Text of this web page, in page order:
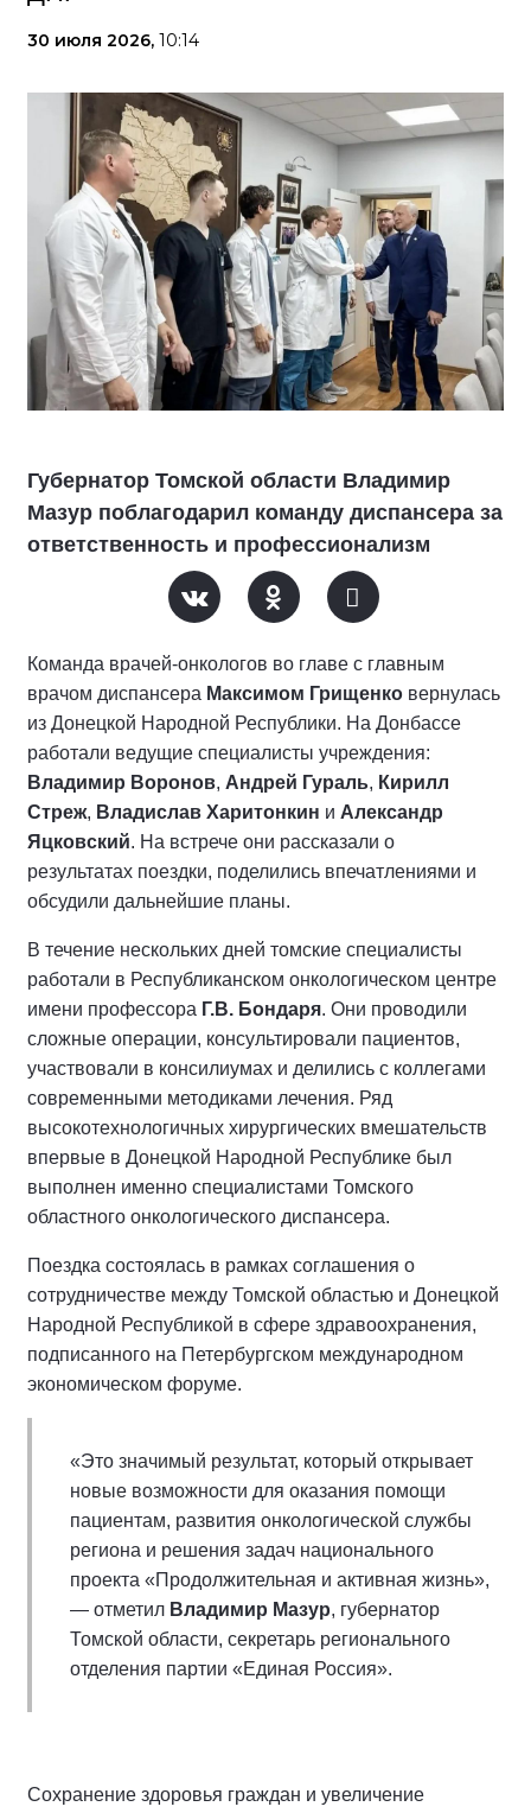
30 июля 2026, 10:14
Губернатор Томской области Владимир
Мазур поблагодарил команду диспансера за
ответственность и профессионализм
Команда врачей-онкологов во главе с главным
врачом диспансера Максимом Грищенко вернулась
из Донецкой Народной Республики. На Донбассе
работали ведущие специалисты учреждения:
Владимир Воронов, Андрей Гураль, Кирилл
Стреж, Владислав Харитонкин и Александр
Яцковский. На встрече они рассказали о
результатах поездки, поделились впечатлениями и
обсудили дальнейшие планы.
В течение нескольких дней томские специалисты
работали в Республиканском онкологическом центре
имени профессора Г.В. Бондаря. Они проводили
сложные операции, консультировали пациентов,
участвовали в консилиумах и делились с коллегами
современными методиками лечения. Ряд
высокотехнологичных хирургических вмешательств
впервые в Донецкой Народной Республике был
выполнен именно специалистами Томского
областного онкологического диспансера.
Поездка состоялась в рамках соглашения о
сотрудничестве между Томской областью и Донецкой
Народной Республикой в сфере здравоохранения,
подписанного на Петербургском международном
экономическом форуме.
«Это значимый результат, который открывает
новые возможности для оказания помощи
пациентам, развития онкологической службы
региона и решения задач национального
проекта «Продолжительная и активная жизнь»,
— отметил Владимир Мазур, губернатор
Томской области, секретарь регионального
отделения партии «Единая Россия».
Сохранение здоровья граждан и увеличение